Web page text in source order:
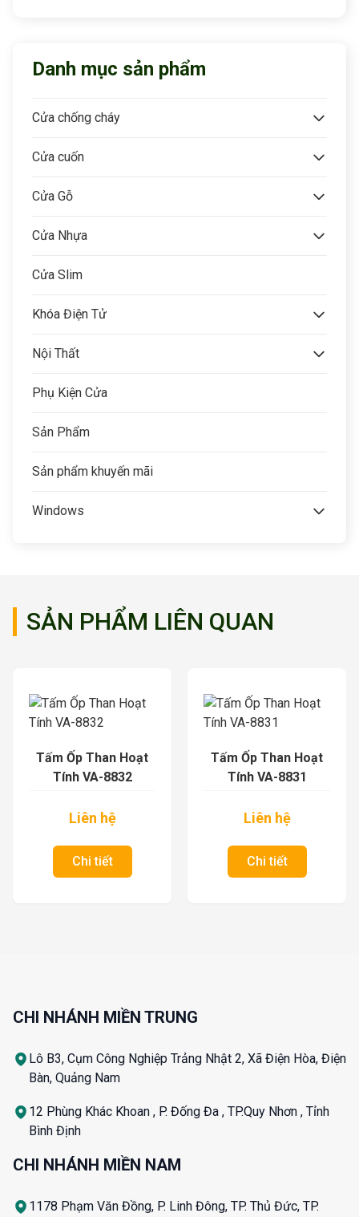
Danh mục sản phẩm
Cửa chống cháy
Cửa cuốn
Cửa Gỗ
Cửa Nhựa
Cửa Slim
Khóa Điện Tử
Nội Thất
Phụ Kiện Cửa
Sản Phẩm
Sản phẩm khuyến mãi
Windows
SẢN PHẨM LIÊN QUAN
Tấm Ốp Than Hoạt
Tính VA-8832
Liên hệ
Chi tiết
Tấm Ốp Than Hoạt
Tính VA-8831
Liên hệ
Chi tiết
CHI NHÁNH MIỀN TRUNG
Lô B3, Cụm Công Nghiệp Trảng Nhật 2, Xã Điện Hòa, Điện
Bàn, Quảng Nam
12 Phùng Khác Khoan , P. Đống Đa , TP.Quy Nhơn , Tỉnh
Bình Định
CHI NHÁNH MIỀN NAM
1178 Phạm Văn Đồng, P. Linh Đông, TP. Thủ Đức, TP.